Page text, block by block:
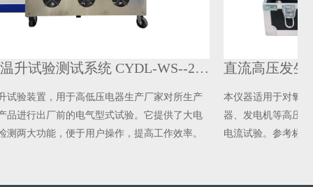
全自动温升试验测试系统 CYDL-WS--2000
置，用于高低压电器生产厂家对所生产
出厂前的电气型式试验。它提供了大电
功能，便于用户操作，提高工作效率。
直流高压发生器
本仪器适用于对氧化锌避
器、发电机等高压电气设
电流试验。参考标准：